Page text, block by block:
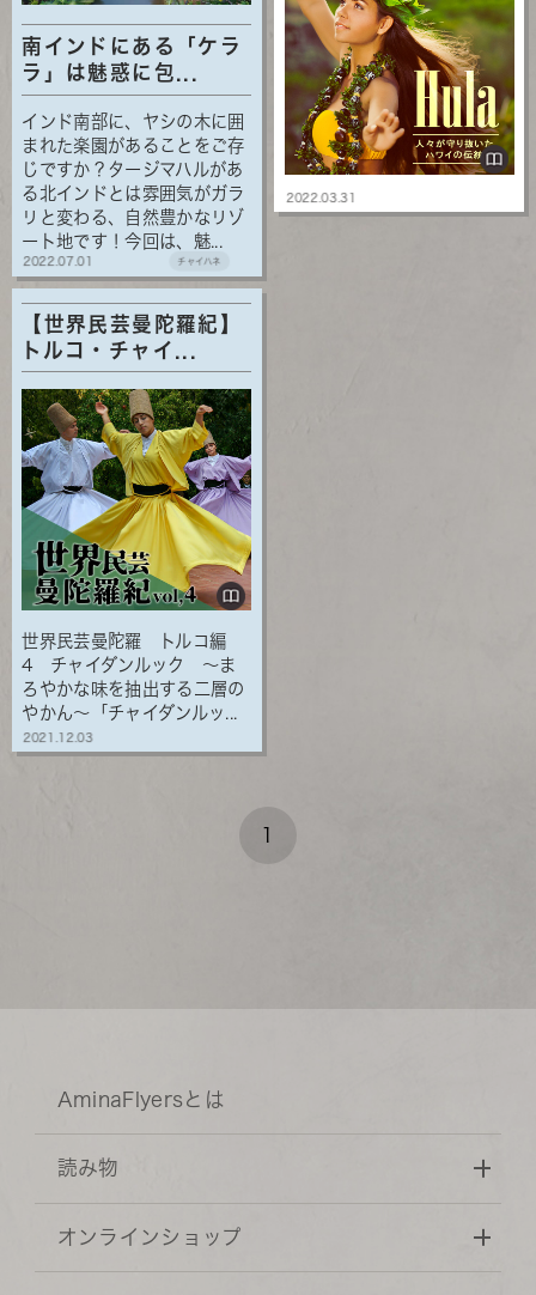
南インドにある「ケラ
ラ」は魅惑に包...
インド南部に、ヤシの木に囲
まれた楽園があることをご存
じですか？タージマハルがあ
る北インドとは雰囲気がガラ
リと変わる、自然豊かなリゾ
ート地です！今回は、魅...
2022.07.01 チャイハネ
2022.03.31
【世界民芸曼陀羅紀】
トルコ・チャイ...
世界民芸曼陀羅 トルコ編
4 チャイダンルック ～ま
ろやかな味を抽出する二層の
やかん～「チャイダンルッ...
2021.12.03
1
AminaFlyersとは
読み物
オンラインショップ